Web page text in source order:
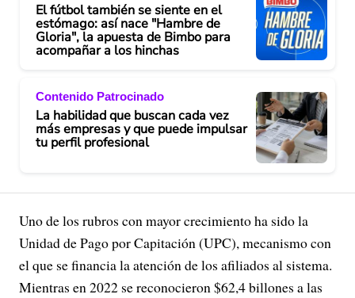
El fútbol también se siente en el
estómago: así nace "Hambre de
Gloria", la apuesta de Bimbo para
acompañar a los hinchas
Contenido Patrocinado
La habilidad que buscan cada vez
más empresas y que puede impulsar
tu perfil profesional
Uno de los rubros con mayor crecimiento ha sido la
Unidad de Pago por Capitación (UPC), mecanismo con
el que se financia la atención de los afiliados al sistema.
Mientras en 2022 se reconocieron $62,4 billones a las